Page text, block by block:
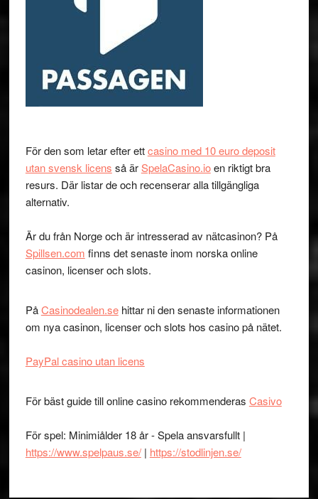
För den som letar efter ettcasino med 10 euro deposit
utan svensk licens så ärSpelaCasino.ioen riktigt bra
resurs. Där listar de och recenserar alla tillgängliga
alternativ.
Är du från Norge och är intresserad av nätcasinon? På
Spillsen.com finns det senaste inom norska online
casinon, licenser och slots.
PåCasinodealen.sehittar ni den senaste informationen
om nya casinon, licenser och slots hos casino på nätet.
PayPal casino utan licens
För bäst guide till online casino rekommenderas Casivo
För spel: Minimiålder 18 år - Spela ansvarsfullt |
https://www.spelpaus.se/| https://stodlinjen.se/